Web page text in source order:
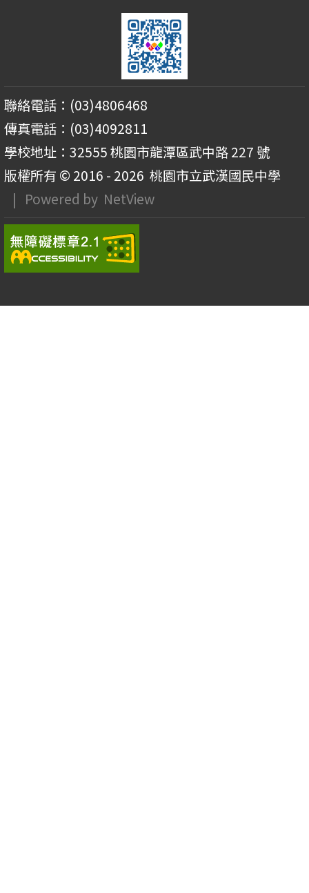
聯絡電話：(03)4806468
傳真電話：(03)4092811
學校地址：32555 桃園市龍潭區武中路 227 號
版權所有 © 2016 - 2026 桃園市立武漢國民中學
| Powered by NetView